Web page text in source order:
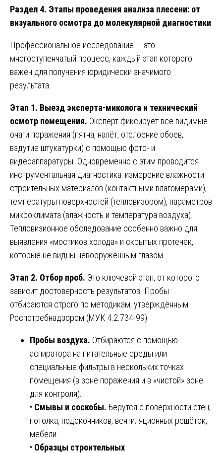
Раздел 4. Этапы проведения анализа плесени: от
визуального осмотра до молекулярной диагностики
Профессиональное исследование — это
многоступенчатый процесс, каждый этап которого
важен для получения юридически значимого
результата.
Этап 1. Выезд эксперта-миколога и технический
осмотр помещения. Эксперт фиксирует все видимые
очаги поражения (пятна, налёт, отслоение обоев,
вздутие штукатурки) с помощью фото- и
видеоаппаратуры. Одновременно с этим проводится
инструментальная диагностика: измерение влажности
строительных материалов (контактными влагомерами),
температуры поверхностей (тепловизором), параметров
микроклимата (влажность и температура воздуха).
Тепловизионное обследование особенно важно для
выявления «мостиков холода» и скрытых протечек,
которые не видны невооружённым глазом.
Этап 2. Отбор проб. Это ключевой этап, от которого
зависит достоверность результатов. Пробы
отбираются строго по методикам, утверждённым
Роспотребнадзором (МУК 4.2.734-99):
Пробы воздуха. Отбираются с помощью
аспиратора на питательные среды или
специальные фильтры в нескольких точках
помещения (в зоне поражения и в «чистой» зоне
для контроля).
• Смывы и соскобы. Берутся с поверхности стен,
потолка, подоконников, вентиляционных решёток,
мебели.
• Образцы строительных